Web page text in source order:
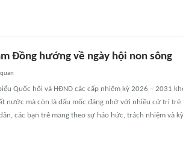
Đồng hướng về ngày hội non sông
Quốc hội và HĐND các cấp nhiệm kỳ 2026 – 2031
nước mà còn là dấu mốc đáng nhớ với nhiều cử tri trẻ
các bạn trẻ mang theo sự háo hức, trách nhiệm và